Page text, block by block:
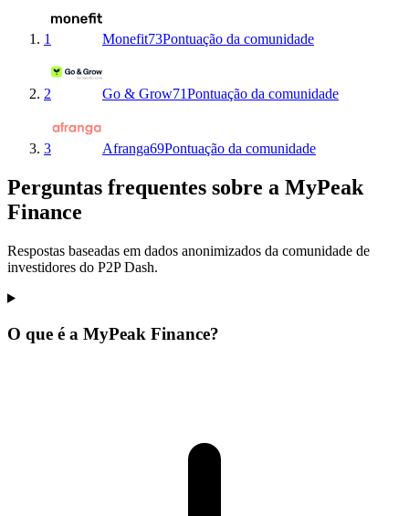
1 Monefit73Pontuação da comunidade
2 Go & Grow71Pontuação da comunidade
3 Afranga69Pontuação da comunidade
Perguntas frequentes sobre a MyPeak
Finance
Respostas baseadas em dados anonimizados da comunidade de
investidores do P2P Dash.
O que é a MyPeak Finance?